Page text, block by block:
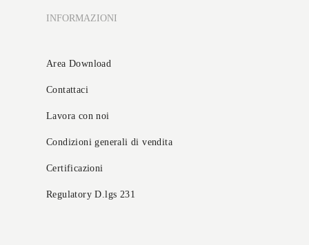
INFORMAZIONI
Area Download
Contattaci
Lavora con noi
Condizioni generali di vendita
Certificazioni
Regulatory D.lgs 231